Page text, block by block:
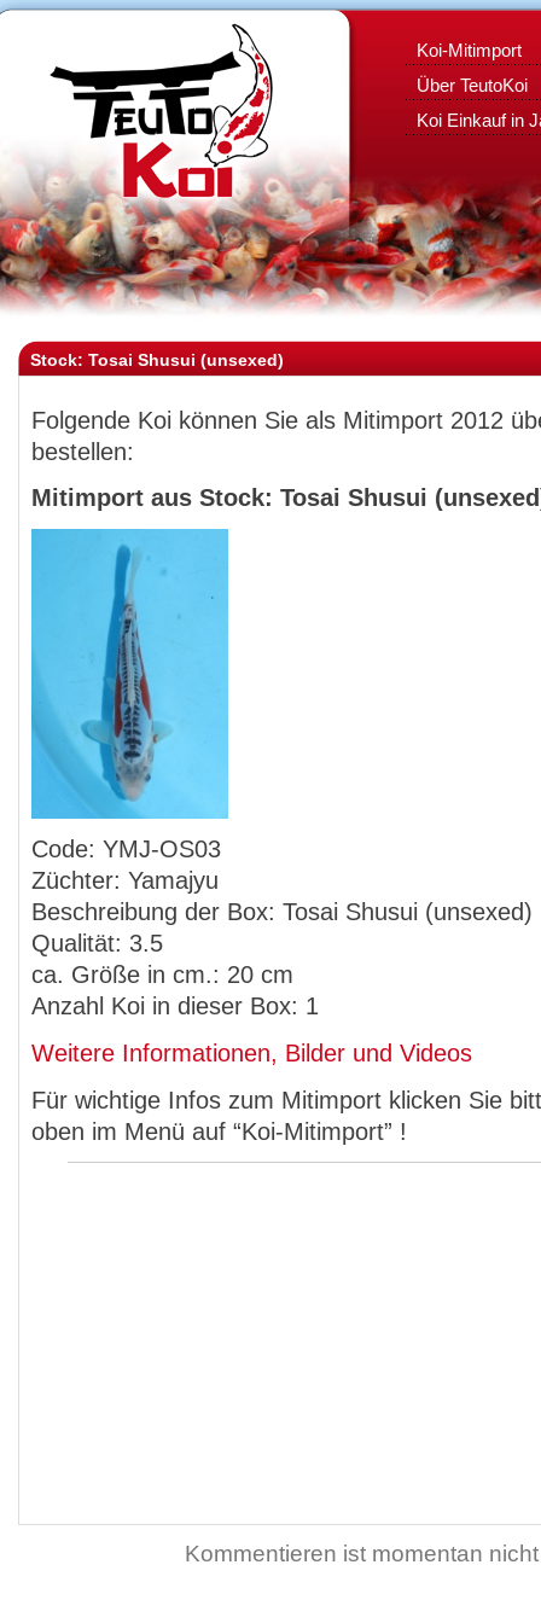
Koi-Mitimport
Über TeutoKoi
Koi Einkauf in
Stock: Tosai Shusui (unsexed)
Folgende Koi können Sie als Mitimport 2012
bestellen:
Mitimport aus Stock: Tosai Shusui
Code: YMJ-OS03
Züchter: Yamajyu
Beschreibung der Box: Tosai Shusui (unsexed)
Qualität: 3.5
ca. Größe in cm.: 20 cm
Anzahl Koi in dieser Box: 1
Weitere Informationen, Bilder und Videos
Für wichtige Infos zum Mitimport klicken Sie
oben im Menü auf “Koi-Mitimport” !
Kommentieren ist momentan